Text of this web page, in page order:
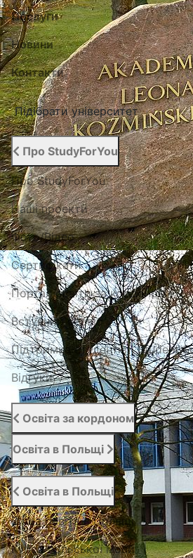
Послуги
Новини
Контакти
Підібрати університет
Про StudyForYou
Про StudyForYou
Наші проекти
Фото/Відео
Сертифікати
Портал освіти за кордоном
Вступний сервіс
Підтримка студентів | Student
Відгуки
Освіта за кордоном
Освіта в Польщі
Освіта в Польщі
Вища освіта в Польщі
Курси польської мови